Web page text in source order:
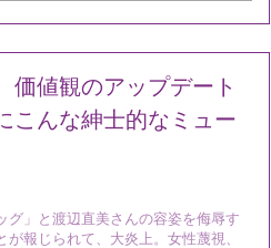
値観のアップデート
こんな紳士的なミュー
グ」と渡辺直美さんの容姿を侮辱す
報じられて、大炎上。女性蔑視、